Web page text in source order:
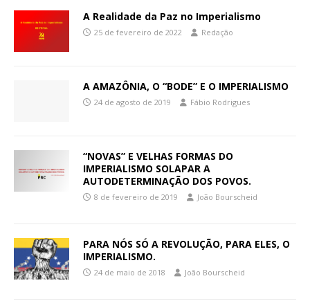
A Realidade da Paz no Imperialismo
25 de fevereiro de 2022 Redação
A AMAZÔNIA, O “BODE” E O IMPERIALISMO
24 de agosto de 2019 Fábio Rodrigues
“NOVAS” E VELHAS FORMAS DO
IMPERIALISMO SOLAPAR A
AUTODETERMINAÇÃO DOS POVOS.
8 de fevereiro de 2019 João Bourscheid
PARA NÓS SÓ A REVOLUÇÃO, PARA ELES, O
IMPERIALISMO.
24 de maio de 2018 João Bourscheid